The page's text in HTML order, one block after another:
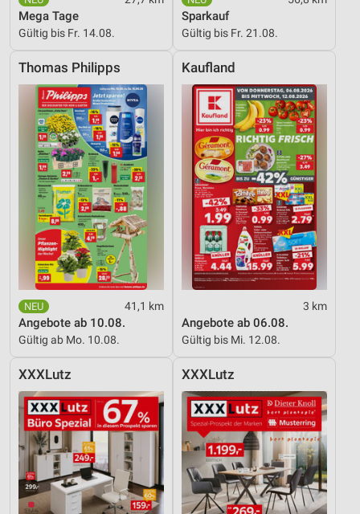
Mega Tage
Gültig bis Fr. 14.08.
Sparkauf
Gültig bis Fr. 21.08.
Thomas Philipps
41,1 km
Angebote ab 10.08.
Gültig ab Mo. 10.08.
Kaufland
3 km
Angebote ab 06.08.
Gültig bis Mi. 12.08.
XXXLutz XXXLutz
Verwendung von Profilen zur Auswahl
personalisierter Werbung
Erstellung von Profilen zur Personalisierung
von Inhalten
Verwendung von Profilen zur Auswahl
personalisierter Inhalte
Messung der Werbeleistung
Messung der Performance von Inhalten
Analyse von Zielgruppen durch Statistiken oder
Kombinationen von Daten aus verschiedenen
Quellen
Verwendung reduzierter Daten zur Auswahl von
Inhalten
IAB-Besonderheiten:
Verwendung genauer Standortdaten
Geräte anhand von aktiv angeforderten
Informationen identifizieren
Nicht-IAB-Verarbeitungszwecke:
Notwendig